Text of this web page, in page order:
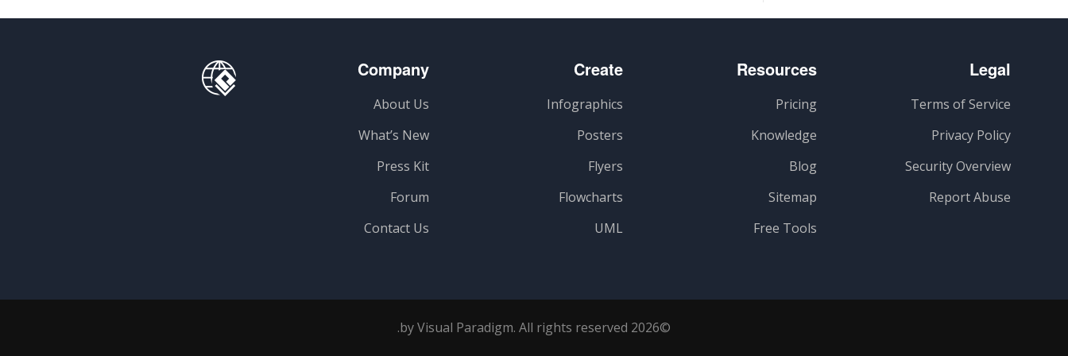
Company
About Us
What’s New
Press Kit
Forum
Contact Us
Create
Infographics
Posters
Flyers
Flowcharts
UML
Resources
Pricing
Knowledge
Blog
Sitemap
Free Tools
Legal
Terms of Service
Privacy Policy
Security Overview
Report Abuse
©2026 by Visual Paradigm. All rights reserved.